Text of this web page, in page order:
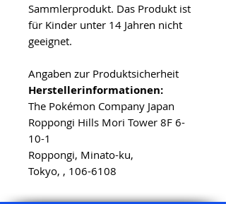
Sammlerprodukt. Das Produkt ist
für Kinder unter 14 Jahren nicht
geeignet.
Angaben zur Produktsicherheit
Herstellerinformationen:
The Pokémon Company Japan
Roppongi Hills Mori Tower 8F 6-
10-1
Roppongi, Minato-ku,
Tokyo, , 106-6108